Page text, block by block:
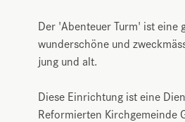
Der 'Abenteuer Turm' ist eine
wunderschöne und
jung und alt.
Diese Einrichtung ist eine
Reformierten Kirchgemeinde